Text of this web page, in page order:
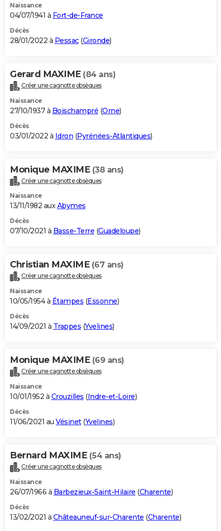
Naissance
04/07/1941 à Fort-de-France
Décès
28/01/2022 à Pessac(Gironde)
Gerard MAXIME (84 ans)
Créer une cagnotte obsèques
Naissance
27/10/1937 à Boischampré (Orne)
Décès
03/01/2022 à Idron (Pyrénées-Atlantiques)
Monique MAXIME (38 ans)
Créer une cagnotte obsèques
Naissance
13/11/1982 auxAbymes
Décès
07/10/2021 à Basse-Terre (Guadeloupe)
Christian MAXIME (67 ans)
Créer une cagnotte obsèques
Naissance
10/05/1954 à Étampes (Essonne)
Décès
14/09/2021 à Trappes (Yvelines)
Monique MAXIME (69 ans)
Créer une cagnotte obsèques
Naissance
10/01/1952 à Crouzilles (Indre-et-Loire)
Décès
11/06/2021 au Vésinet(Yvelines)
Bernard MAXIME (54 ans)
Créer une cagnotte obsèques
Naissance
26/07/1966 à Barbezieux-Saint-Hilaire (Charente)
Décès
13/02/2021 à Châteauneuf-sur-Charente (Charente)